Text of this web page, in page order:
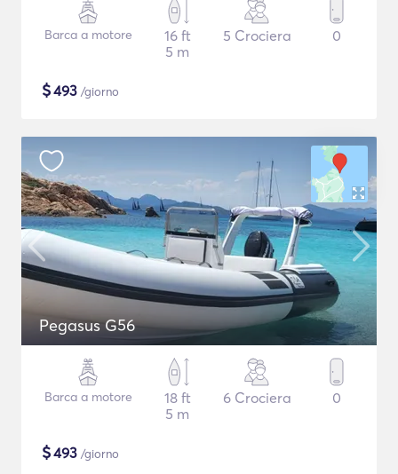
Barca a motore
16 ft
5 m
5 Crociera 0
$493 /giorno
Pegasus G56
Barca a motore
18 ft
5 m
6 Crociera 0
$493 /giorno